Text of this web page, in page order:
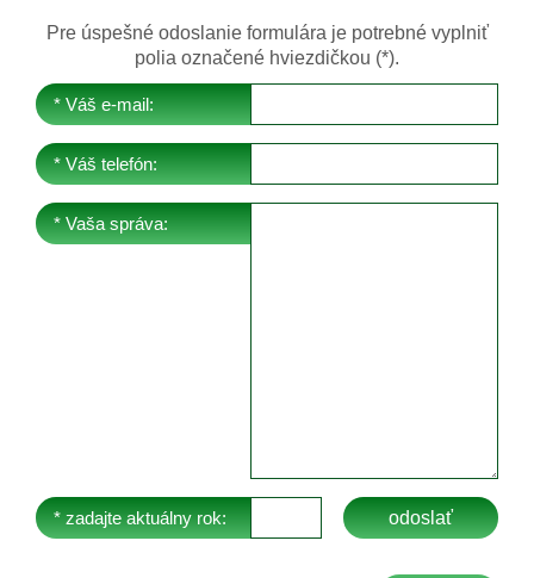
Pre úspešné odoslanie formulára je potrebné vyplniť
polia označené hviezdičkou (*).
* Váš e-mail:
* Váš telefón:
* Vaša správa:
* zadajte aktuálny rok: